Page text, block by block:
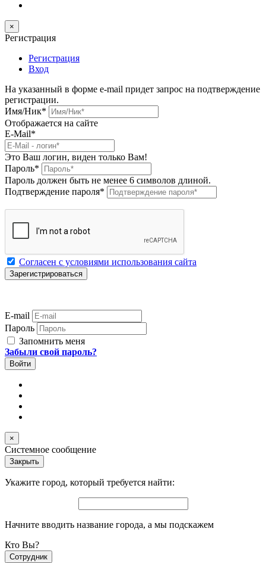
×
Регистрация
Регистрация
Вход
На указанный в форме e-mail придет запрос на подтверждение
регистрации.
Имя/Ник*
Отображается на сайте
E-Mail*
Это Ваш логин, виден только Вам!
Пароль*
Пароль должен быть не менее 6 символов длиной.
Подтверждение пароля*
Согласен с условиями использования сайта
E-mail
Пароль
Запомнить меня
Забыли свой пароль?
×
Системное сообщение
Закрыть
Укажите город, который требуется найти:
Начните вводить название города, а мы подскажем
Кто Вы?
Сотрудник